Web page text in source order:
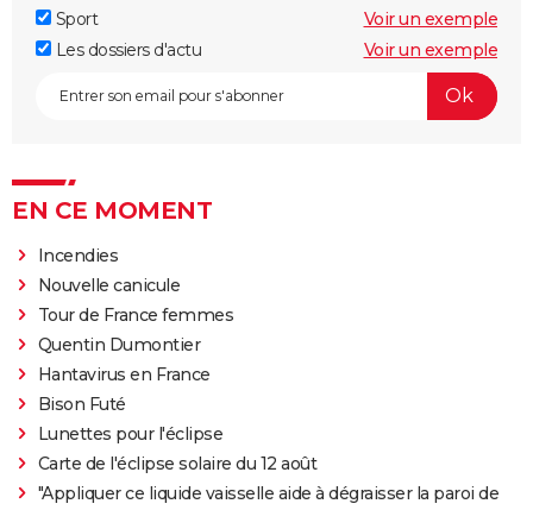
Sport
Voir un exemple
Les dossiers d'actu
Voir un exemple
EN CE MOMENT
Incendies
Nouvelle canicule
Tour de France femmes
Quentin Dumontier
Hantavirus en France
Bison Futé
Lunettes pour l'éclipse
Carte de l'éclipse solaire du 12 août
"Appliquer ce liquide vaisselle aide à dégraisser la paroi de